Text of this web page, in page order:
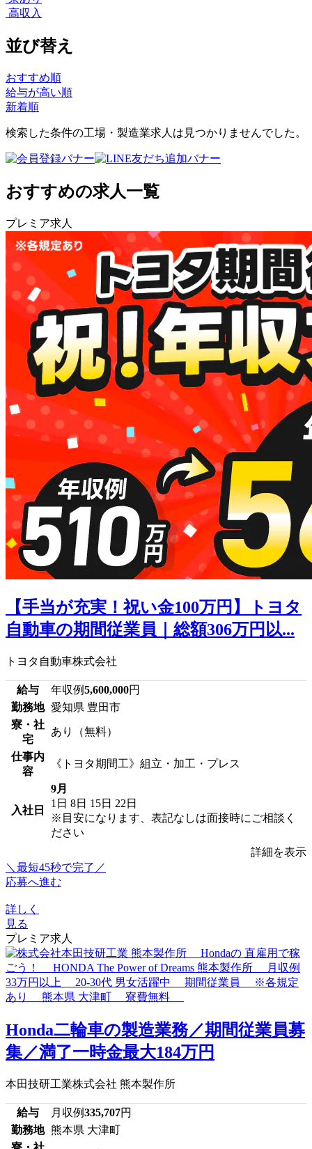
高収入
並び替え
おすすめ順
給与が高い順
新着順
検索した条件の工場・製造業求人は見つかりませんでした。
おすすめの求人一覧
プレミア求人
【手当が充実！祝い金100万円】トヨタ
自動車の期間従業員｜総額306万円以...
トヨタ自動車株式会社
給与 年収例5,600,000円
勤務地 愛知県 豊田市
寮・社
宅
あり（無料）
仕事内
容
《トヨタ期間工》組立・加工・プレス
入社日
9月
1日 8日 15日 22日
※目安になります、表記なしは面接時にご相談く
ださい
詳細を表示
＼最短45秒で完了／
応募へ進む
詳しく
見る
プレミア求人
Honda二輪車の製造業務／期間従業員募
集／満了一時金最大184万円
本田技研工業株式会社 熊本製作所
給与 月収例335,707円
勤務地 熊本県 大津町